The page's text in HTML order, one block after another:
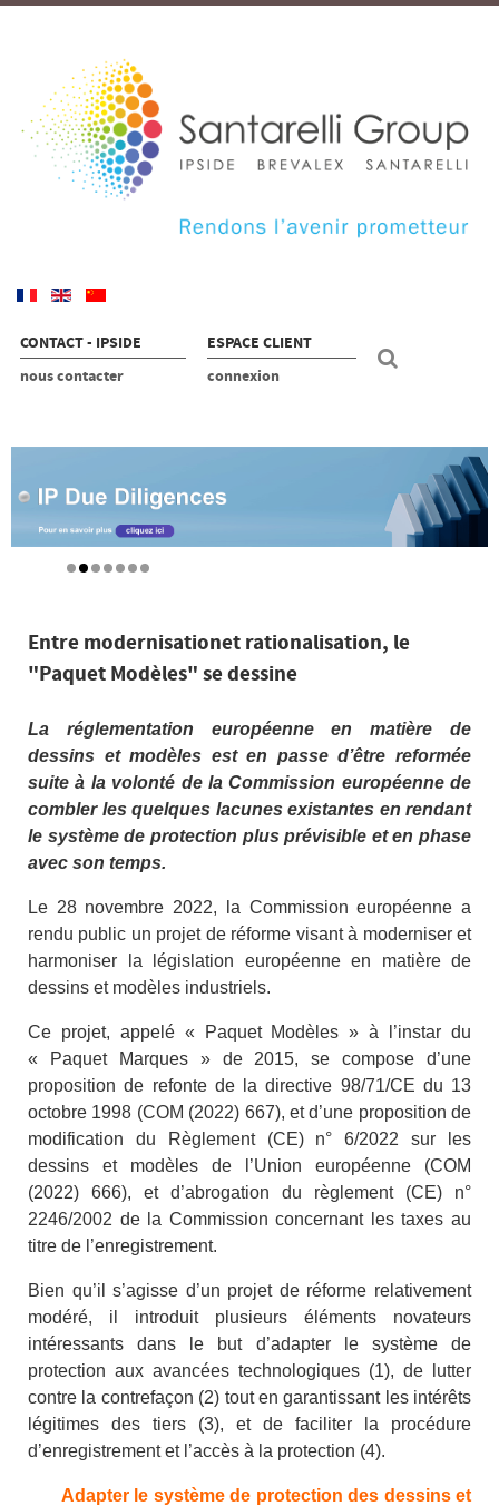
CONTACT - IPSIDE
nous contacter
ESPACE CLIENT
connexion
Entre modernisationet rationalisation, le
"Paquet Modèles" se dessine
La réglementation européenne en matière de
dessins et modèles est en passe d’être reformée
suite à la volonté de la Commission européenne de
combler les quelques lacunes existantes en rendant
le système de protection plus prévisible et en phase
avec son temps.
Le 28 novembre 2022, la Commission européenne a
rendu public un projet de réforme visant à moderniser et
harmoniser la législation européenne en matière de
dessins et modèles industriels.
Ce projet, appelé « Paquet Modèles » à l’instar du
« Paquet Marques » de 2015, se compose d’une
proposition de refonte de la directive 98/71/CE du 13
octobre 1998 (COM (2022) 667), et d’une proposition de
modification du Règlement (CE) n° 6/2022 sur les
dessins et modèles de l’Union européenne (COM
(2022) 666), et d’abrogation du règlement (CE) n°
2246/2002 de la Commission concernant les taxes au
titre de l’enregistrement.
Bien qu’il s’agisse d’un projet de réforme relativement
modéré, il introduit plusieurs éléments novateurs
intéressants dans le but d’adapter le système de
protection aux avancées technologiques (1), de lutter
contre la contrefaçon (2) tout en garantissant les intérêts
légitimes des tiers (3), et de faciliter la procédure
d’enregistrement et l’accès à la protection (4).
Adapter le système de protection des dessins et